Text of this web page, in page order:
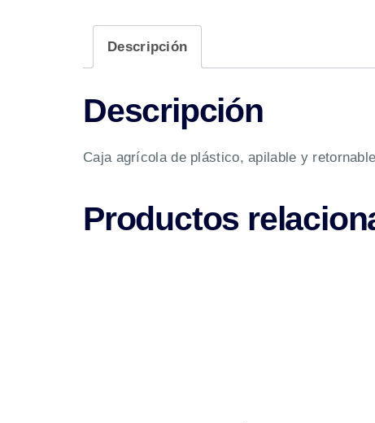
Descripción
Descripción
Caja agrícola de plástico, apilable y
Productos